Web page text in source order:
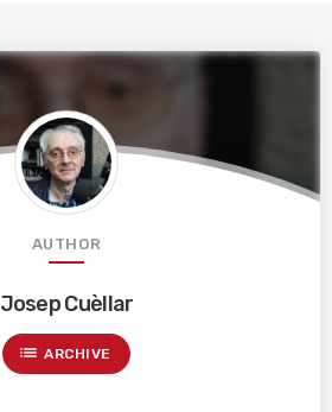
AUTHOR
Josep Cuèllar
list ARCHIVE